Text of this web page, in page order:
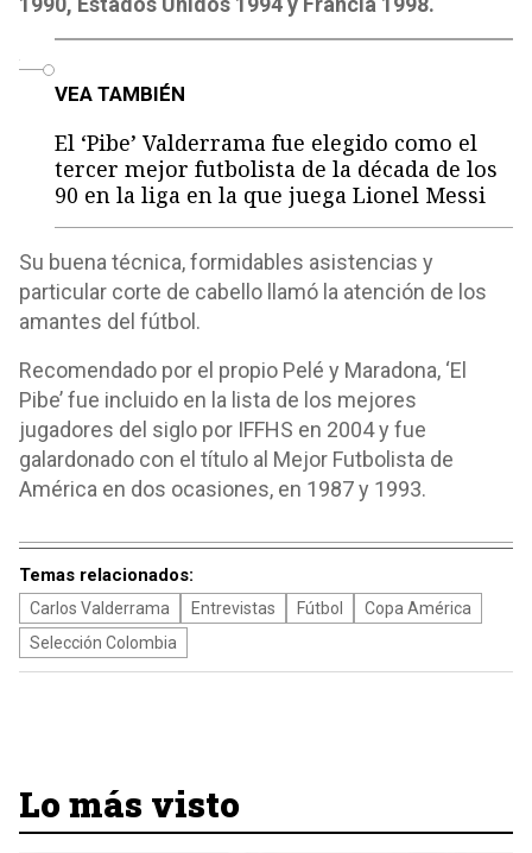
VEA TAMBIÉN
El ‘Pibe’ Valderrama fue elegido como el
tercer mejor futbolista de la década de los
90 en la liga en la que juega Lionel Messi
Su buena técnica, formidables asistencias y
particular corte de cabello llamó la atención de los
amantes del fútbol.
Recomendado por el propio Pelé y Maradona, ‘El
Pibe’ fue incluido en la lista de los mejores
jugadores del siglo por IFFHS en 2004 y fue
galardonado con el título al Mejor Futbolista de
América en dos ocasiones, en 1987 y 1993.
Temas relacionados:
Carlos Valderrama Entrevistas Fútbol
Copa América
Selección Colombia
Lo más visto